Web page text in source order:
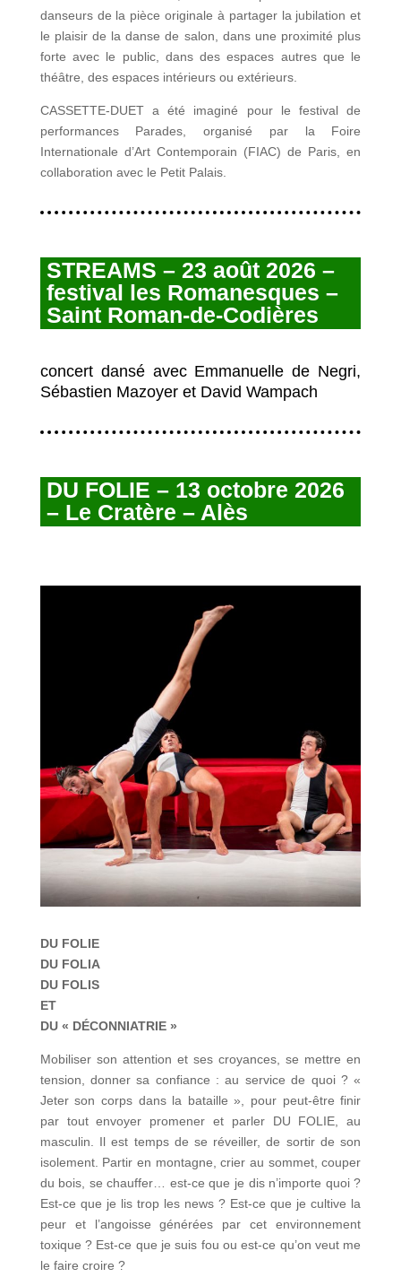
danseurs de la pièce originale à partager la jubilation et
le plaisir de la danse de salon, dans une proximité plus
forte avec le public, dans des espaces autres que le
théâtre, des espaces intérieurs ou extérieurs.
CASSETTE-DUET a été imaginé pour le festival de
performances Parades, organisé par la Foire
Internationale d’Art Contemporain (FIAC) de Paris, en
collaboration avec le Petit Palais.
STREAMS – 23 août 2026 –
festival les Romanesques –
Saint Roman-de-Codières
concert dansé avec Emmanuelle de Negri,
Sébastien Mazoyer et David Wampach
DU FOLIE – 13 octobre 2026
– Le Cratère – Alès
DU FOLIE
DU FOLIA
DU FOLIS
ET
DU « DÉCONNIATRIE »
Mobiliser son attention et ses croyances, se mettre en
tension, donner sa confiance : au service de quoi ? «
Jeter son corps dans la bataille », pour peut-être finir
par tout envoyer promener et parler DU FOLIE, au
masculin. Il est temps de se réveiller, de sortir de son
isolement. Partir en montagne, crier au sommet, couper
du bois, se chauffer… est-ce que je dis n’importe quoi ?
Est-ce que je lis trop les news ? Est-ce que je cultive la
peur et l’angoisse générées par cet environnement
toxique ? Est-ce que je suis fou ou est-ce qu’on veut me
le faire croire ?